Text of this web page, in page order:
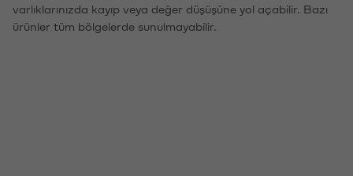
varlıklarınızda kayıp veya değer düşüşüne yol açabilir. Bazı
ürünler tüm bölgelerde sunulmayabilir.